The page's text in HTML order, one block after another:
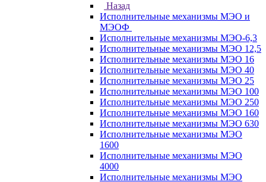
Назад
Исполнительные механизмы МЭО и
МЭОФ
Исполнительные механизмы МЭО-6,3
Исполнительные механизмы МЭО 12,5
Исполнительные механизмы МЭО 16
Исполнительные механизмы МЭО 40
Исполнительные механизмы МЭО 25
Исполнительные механизмы МЭО 100
Исполнительные механизмы МЭО 250
Исполнительные механизмы МЭО 160
Исполнительные механизмы МЭО 630
Исполнительные механизмы МЭО
1600
Исполнительные механизмы МЭО
4000
Исполнительные механизмы МЭО